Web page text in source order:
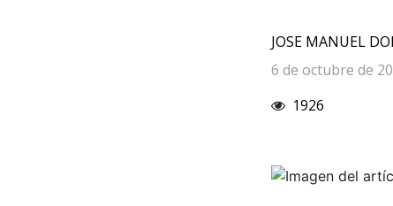
JOSE MANUEL
6 de octubre de
1926